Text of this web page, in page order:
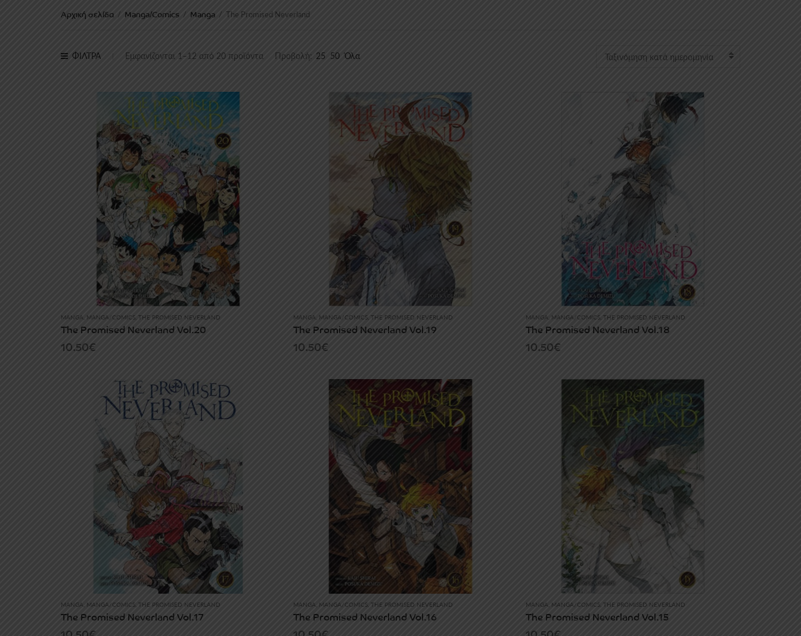
Αρχική σελίδα / Manga/Comics / Manga / The Promised Neverland
ΦΙΛΤΡΑ Εμφανίζονται 1–12 από 20 προϊόντα Sorted
Προβολή: 25 50 Όλα
MANGA MANGA/COMICS, THE PROMISED NEVERLAND
The Promised Neverland Vol.20
10.50€
MANGA, MANGA/COMICS, THE PROMISED NEVERLAND
The Promised Neverland Vol.19
10.50€
MANGA, MANGA/COMICS, THE PROMISED NEVERLAND
The Promised Neverland Vol.18
10.50€
MANGA MANGA/COMICS, THE PROMISED NEVERLAND
The Promised Neverland Vol.17
MANGA MANGA/COMICS, THE PROMISED NEVERLAND
The Promised Neverland Vol.16
MANGA MANGA/COMICS, THE PROMISED NEVERLAND
The Promised Neverland Vol.15